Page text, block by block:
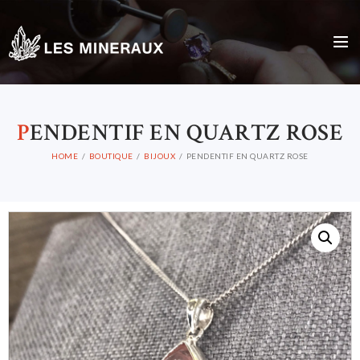
PENDENTIF EN QUARTZ ROSE
HOME BOUTIQUE BIJOUX PENDENTIF EN QUARTZ ROSE